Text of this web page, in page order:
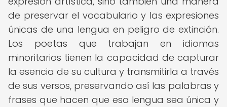
de preservar el vocabulario y las expresiones
únicas de una lengua en peligro de extinción.
Los poetas que trabajan en idiomas
minoritarios tienen la capacidad de capturar
la esencia de su cultura y transmitirla a través
de sus versos, preservando así las palabras y
frases que hacen que esa lengua sea única y